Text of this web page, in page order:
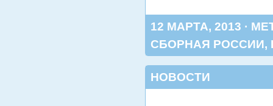
12 МАРТА, 2013 ·
СБОРНАЯ РОССИИ,
НОВОСТИ